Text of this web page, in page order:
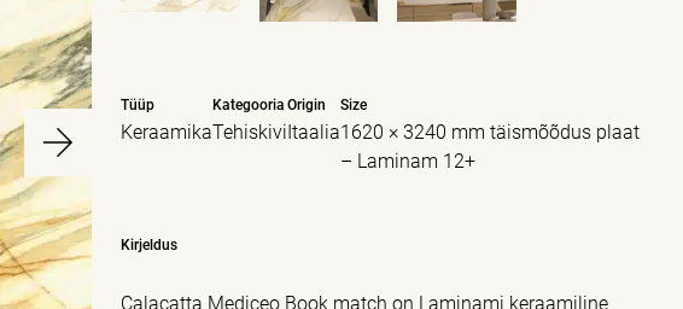
Tüüp
Keraamika
Kategooria
Tehiskivi
Origin
Itaalia
Size
1620 × 3240 mm täismõõdus plaat
– Laminam 12+
Kirjeldus
Calacatta Mediceo Book match on Laminami keraamiline